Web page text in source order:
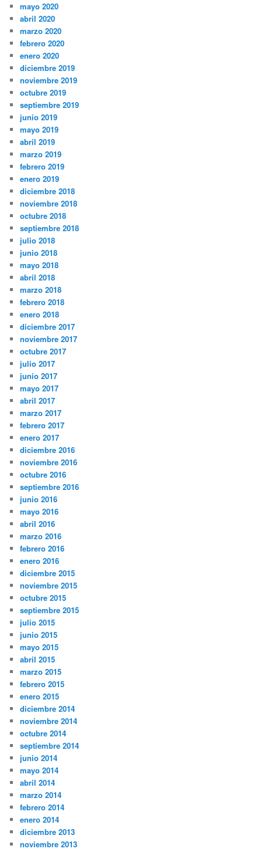
mayo 2020
abril 2020
marzo 2020
febrero 2020
enero 2020
diciembre 2019
noviembre 2019
octubre 2019
septiembre 2019
junio 2019
mayo 2019
abril 2019
marzo 2019
febrero 2019
enero 2019
diciembre 2018
noviembre 2018
octubre 2018
septiembre 2018
julio 2018
junio 2018
mayo 2018
abril 2018
marzo 2018
febrero 2018
enero 2018
diciembre 2017
noviembre 2017
octubre 2017
julio 2017
junio 2017
mayo 2017
abril 2017
marzo 2017
febrero 2017
enero 2017
diciembre 2016
noviembre 2016
octubre 2016
septiembre 2016
junio 2016
mayo 2016
abril 2016
marzo 2016
febrero 2016
enero 2016
diciembre 2015
noviembre 2015
octubre 2015
septiembre 2015
julio 2015
junio 2015
mayo 2015
abril 2015
marzo 2015
febrero 2015
enero 2015
diciembre 2014
noviembre 2014
octubre 2014
septiembre 2014
junio 2014
mayo 2014
abril 2014
marzo 2014
febrero 2014
enero 2014
diciembre 2013
noviembre 2013